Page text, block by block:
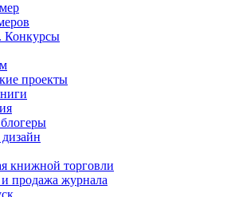
Конкурсы
проекты
книжной торговли
продажа журнала